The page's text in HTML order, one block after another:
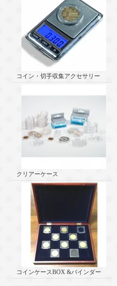
コイン・切手収集アクセサリー
クリアーケース
コインケースBOX &バインダー